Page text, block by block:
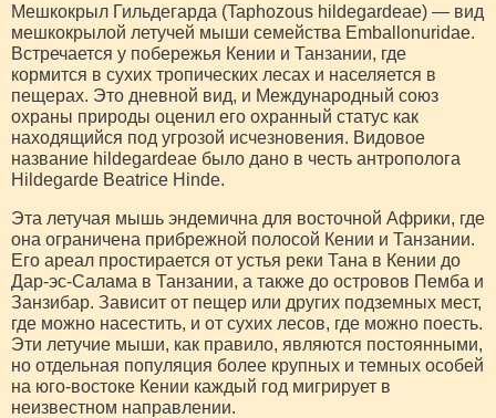
Мешкокрыл Гильдегарда (Taphozous hildegardeae) — вид
мешкокрылой летучей мыши семейства Emballonuridae.
Встречается у побережья Кении и Танзании, где
кормится в сухих тропических лесах и населяется в
пещерах. Это дневной вид, и Международный союз
охраны природы оценил его охранный статус как
находящийся под угрозой исчезновения. Видовое
название hildegardeae было дано в честь антрополога
Hildegarde Beatrice Hinde.
Эта летучая мышь эндемична для восточной Африки, где
она ограничена прибрежной полосой Кении и Танзании.
Его ареал простирается от устья реки Тана в Кении до
Дар-эс-Салама в Танзании, а также до островов Пемба и
Занзибар. Зависит от пещер или других подземных мест,
где можно насестить, и от сухих лесов, где можно поесть.
Эти летучие мыши, как правило, являются постоянными,
но отдельная популяция более крупных и темных особей
на юго-востоке Кении каждый год мигрирует в
неизвестном направлении.